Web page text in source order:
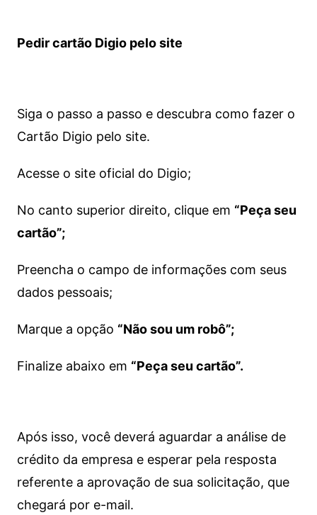
Pedir cartão Digio pelo site
Siga o passo a passo e descubra como fazer o
Cartão Digio pelo site.
Acesse o site oficial do Digio;
No canto superior direito, clique em “Peça seu
cartão”;
Preencha o campo de informações com seus
dados pessoais;
Marque a opção “Não sou um robô”;
Finalize abaixo em “Peça seu cartão”.
Após isso, você deverá aguardar a análise de
crédito da empresa e esperar pela resposta
referente a aprovação de sua solicitação, que
chegará por e-mail.